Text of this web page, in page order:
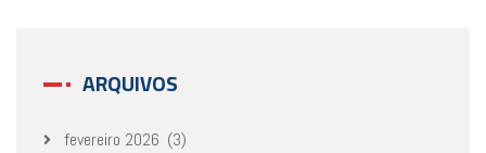
ARQUIVOS
fevereiro 2026 (3)